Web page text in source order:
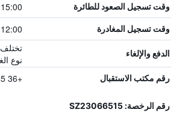
وقت تسجيل الصعود للطائرة 15:00
وقت تسجيل المغادرة 12:00
الدفع والإلغاء
نوع
رقم مكتب الاستقبال +36 1235 4000
رقم الرخصة: SZ23066515